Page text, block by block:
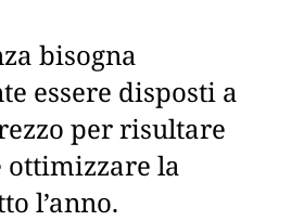
bisogna
essere disposti a
per risultare
la
l’anno.